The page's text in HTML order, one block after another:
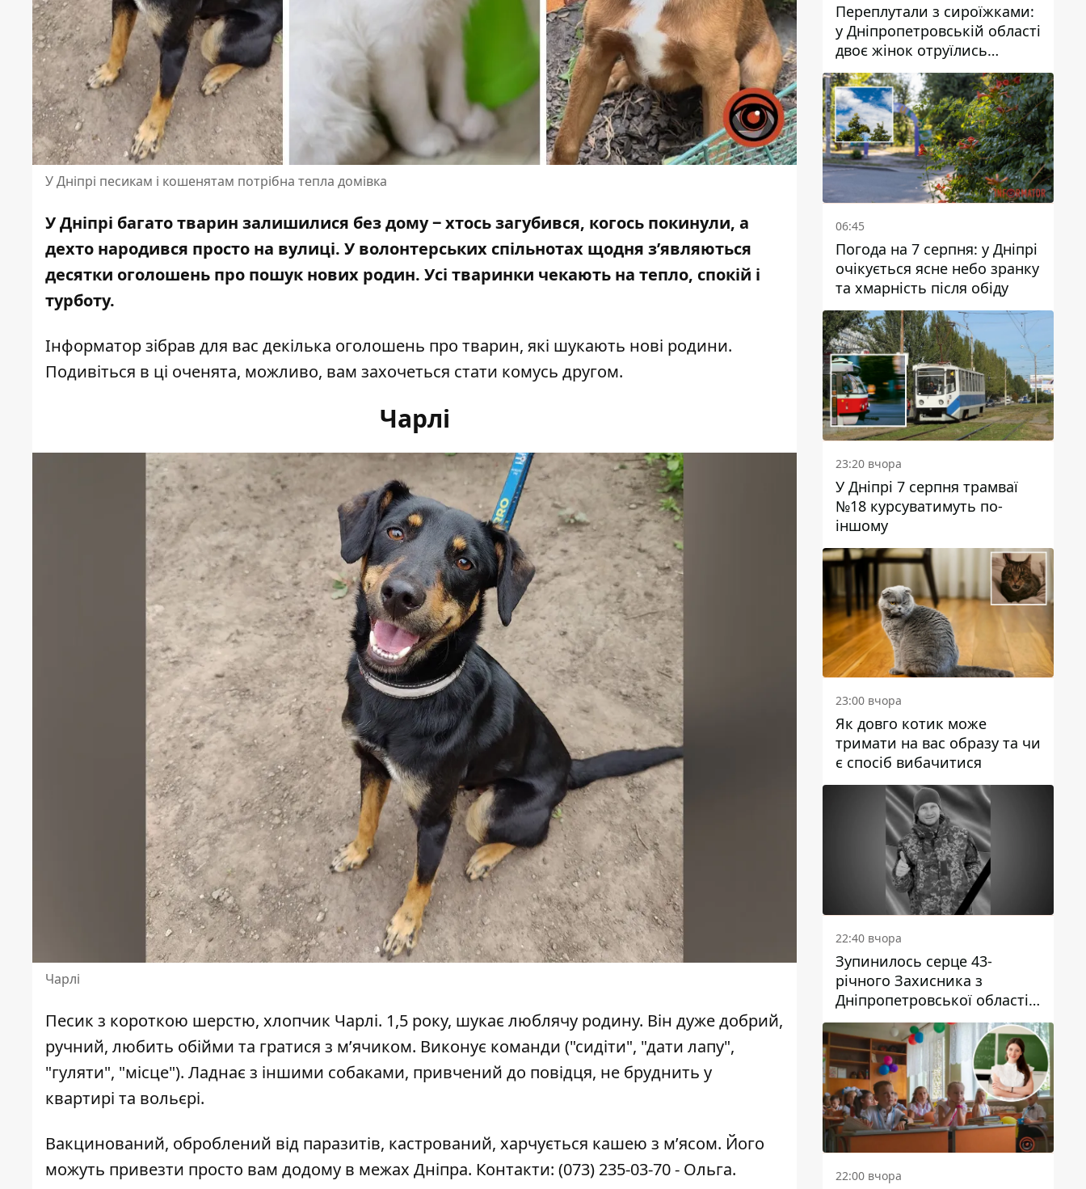
У Дніпрі песикам і кошенятам потрібна тепла домівка
У Дніпрі багато тварин залишилися без дому‒хтось загубився, когось покинули, а
дехто народився просто на вулиці. У волонтерських спільнотах щодня з’являються
десятки оголошень про пошук нових родин. Усі тваринки чекають на тепло, спокій і
турботу.
Інформатор зібрав для вас декілька оголошень про тварин, які шукають нові родини.
Подивіться в ці оченята, можливо, вам захочеться стати комусь другом.
Чарлі
Чарлі
Песик з короткою шерстю, хлопчик Чарлі. 1,5 року, шукає люблячу родину. Він дуже добрий,
ручний, любить обійми та гратися з м’ячиком. Виконує команди ("сидіти", "дати лапу",
"гуляти", "місце"). Ладнає з іншими собаками, привчений до повідця, не бруднить у
квартирі та вольєрі.
Вакцинований, оброблений від паразитів, кастрований, харчується кашею з м’ясом. Його
можуть привезти просто вам додому в межах Дніпра. Контакти: (073) 235-03-70- Ольга.
Переплутали з сироїжками:
у Дніпропетровській області
двоє жінок отруїлись
грибами
06:45
Погода на 7 серпня: у Дніпрі
очікується ясне небо зранку
та хмарність після обіду
23:20 вчора
У Дніпрі 7 серпня трамваї
№18 курсуватимуть по-
іншому
23:00 вчора
Як довго котик може
тримати на вас образу та чи
є спосіб вибачитися
22:40 вчора
Зупинилось серце 43-
річного Захисника з
Дніпропетровської області
Євгена Зінченка
22:00 вчора